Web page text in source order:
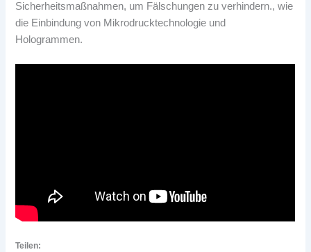
Sicherheitsmaßnahmen, um Fälschungen zu verhindern., wie
die Einbindung von Mikrodrucktechnologie und
Hologrammen.
Teilen: